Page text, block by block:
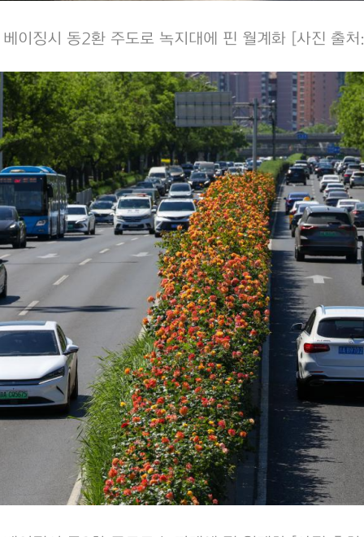
이징시 동2환 주도로 녹지대에 핀 월계화 [사진 출